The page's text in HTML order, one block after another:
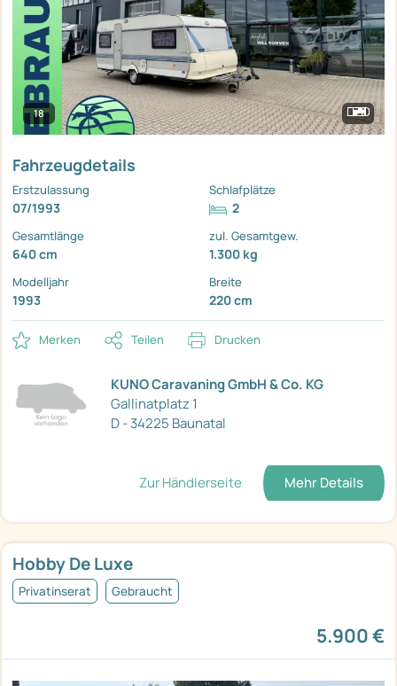
18
Fahrzeugdetails
Erstzulassung
07/1993
Schlafplätze
2
Gesamtlänge
640 cm
zul. Gesamtgew.
1.300 kg
Modelljahr
1993
Breite
220 cm
Merken Teilen Drucken
KUNO Caravaning GmbH & Co. KG
Gallinatplatz 1
D - 34225 Baunatal
Zur Händlerseite Mehr Details
Hobby De Luxe
Privatinserat Gebraucht
5.900 €